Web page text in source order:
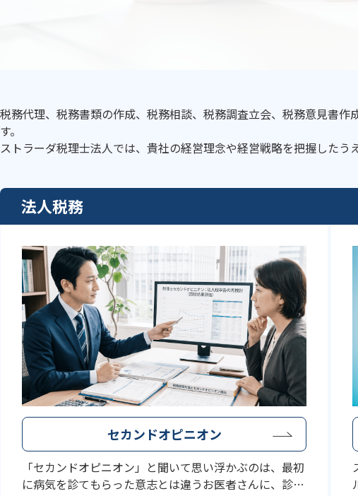
税務代理、税務書類の作成、税務相談、税務調査立会、税務意見書
す。
ストラーダ税理士法人では、貴社の経営理念や経営戦略を把握したう
法人税務
セカンドオピニオン
「セカンドオピニオン」と聞いて思い浮かぶのは、最初
に病気を診てもらった意志とは違うお医者さんに、診察